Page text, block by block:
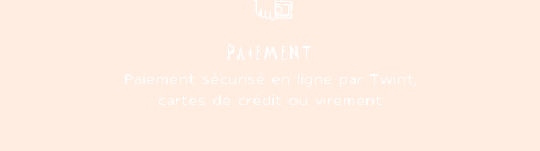
PAIEMENT
Paiement sécurisé en ligne par Twint,
cartes de crédit ou virement